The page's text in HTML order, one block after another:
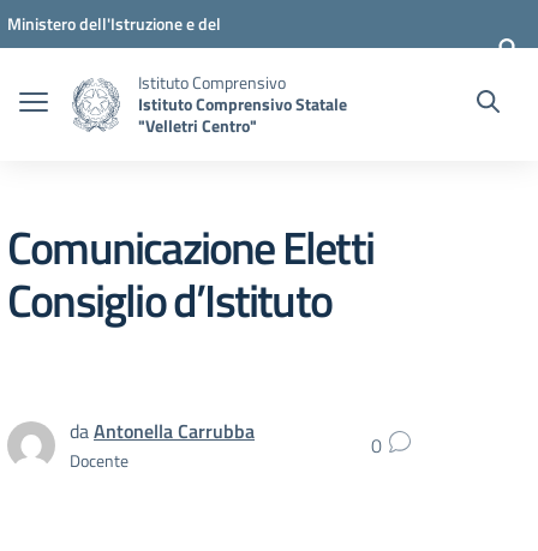
Vai ai contenuti
Vai al menu di navigazione
Vai al footer
Ministero dell'Istruzione e del
Istituto Comprensivo
Istituto Comprensivo Statale
"Velletri Centro"
Comunicazione Eletti
Consiglio d’Istituto
daAntonella Carrubba
Docente 0